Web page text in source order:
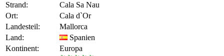
Strand:
Cala Sa Nau
Ort:
Cala d`Or
Landesteil:
Mallorca
Land:
Spanien
Kontinent:
Europa